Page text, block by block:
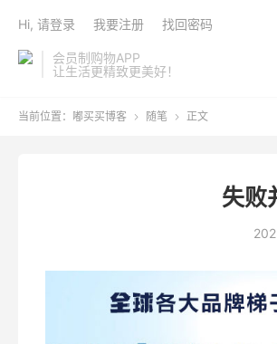
会员制购物APP
让生活更精致更美好！
Hi, 请登录 我要注册 找回密码
当前位置： 嘟买买博客  随笔  正文
失败